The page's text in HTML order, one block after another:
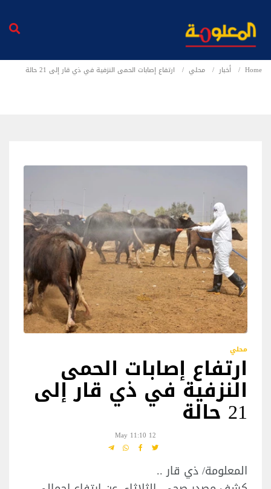
Home أخبار محلي ارتفاع إصابات الحمى النزفية في ذي قار إلى 21 حالة
محلي
ارتفاع إصابات الحمى
النزفية في ذي قار إلى
21 حالة
12 May 11:10
المعلومة/ ذي قار ..